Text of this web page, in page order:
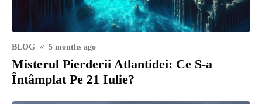
BLOG 5 months ago
Misterul Pierderii Atlantidei: Ce S-a
Întâmplat Pe 21 Iulie?